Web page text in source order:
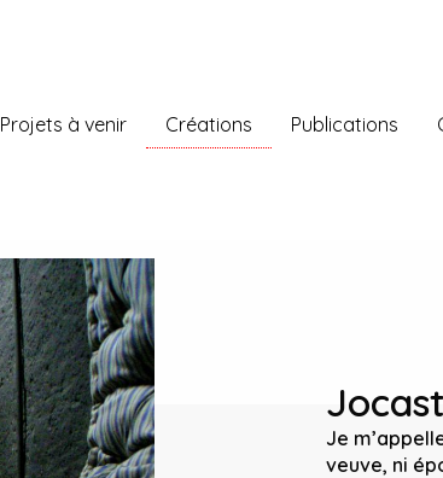
Projets à venir Créations Publications
Je
veuve, ni